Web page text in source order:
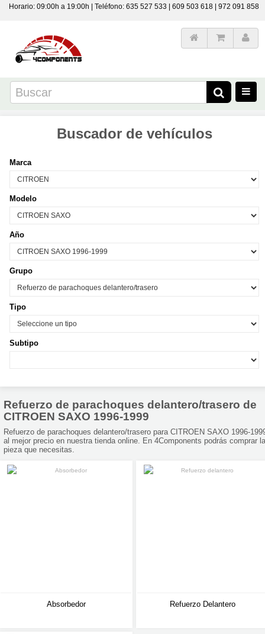
Horario: 09:00h a 19:00h | Teléfono: 635 527 533 | 609 503 618 | 972 091 858
Buscador de vehículos
Marca
Modelo
Año
Grupo
Tipo
Subtipo
Refuerzo de parachoques delantero/trasero de
CITROEN SAXO 1996-1999
Refuerzo de parachoques delantero/trasero para CITROEN SAXO 1996-
al mejor precio en nuestra tienda online. En 4Components podrás comprar la
pieza que necesitas.
Absorbedor Refuerzo Delantero